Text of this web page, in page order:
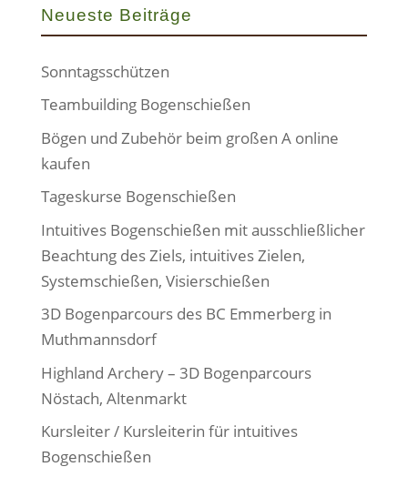
Neueste Beiträge
Sonntagsschützen
Teambuilding Bogenschießen
Bögen und Zubehör beim großen A online
kaufen
Tageskurse Bogenschießen
Intuitives Bogenschießen mit ausschließlicher
Beachtung des Ziels, intuitives Zielen,
Systemschießen, Visierschießen
3D Bogenparcours des BC Emmerberg in
Muthmannsdorf
Highland Archery – 3D Bogenparcours
Nöstach, Altenmarkt
Kursleiter / Kursleiterin für intuitives
Bogenschießen